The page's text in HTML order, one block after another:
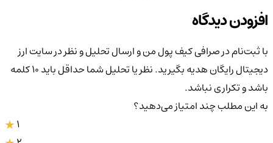
افزودن دیدگاه
با ثبت‌نام در صرافی کیف پول من و ارسال تحلیل و نظر در سایت ارز
دیجیتال رایگان هدیه بگیرید. نظر یا تحلیل شما حداقل باید ۱۰ کلمه
باشد و تکراری نباشد.
به این مطلب چند امتیاز می‌دهید؟